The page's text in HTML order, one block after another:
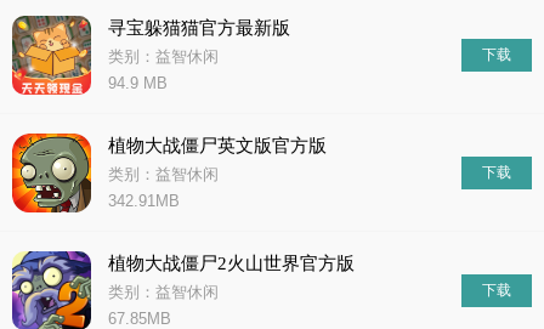
寻宝躲猫猫官方最新版
类别：益智休闲
94.9 MB
下载
植物大战僵尸英文版官方版
类别：益智休闲
342.91MB
下载
植物大战僵尸2火山世界官方版
类别：益智休闲
67.85MB
下载